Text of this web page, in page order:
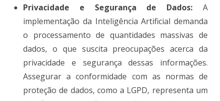
Privacidade e Segurança de Dados: A
implementação da Inteligência Artificial demanda
o processamento de quantidades massivas de
dados, o que suscita preocupações acerca da
privacidade e segurança dessas informações.
Assegurar a conformidade com as normas de
proteção de dados, como a LGPD, representa um